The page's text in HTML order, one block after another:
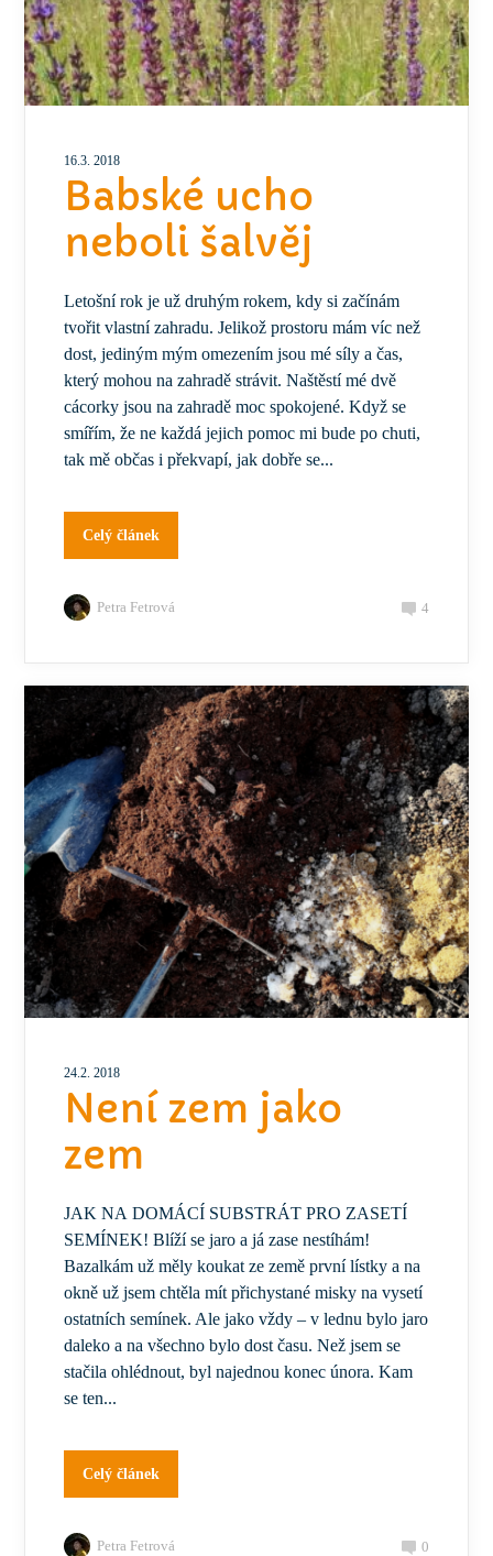
16.3. 2018
Babské ucho
neboli šalvěj
Letošní rok je už druhým rokem, kdy si začínám
tvořit vlastní zahradu. Jelikož prostoru mám víc než
dost, jediným mým omezením jsou mé síly a čas,
který mohou na zahradě strávit. Naštěstí mé dvě
cácorky jsou na zahradě moc spokojené. Když se
smířím, že ne každá jejich pomoc mi bude po chuti,
tak mě občas i překvapí, jak dobře se...
Celý článek
Petra Fetrová 4
24.2. 2018
Není zem jako
zem
JAK NA DOMÁCÍ SUBSTRÁT PRO ZASETÍ
SEMÍNEK! Blíží se jaro a já zase nestíhám!
Bazalkám už měly koukat ze země první lístky a na
okně už jsem chtěla mít přichystané misky na vysetí
ostatních semínek. Ale jako vždy – v lednu bylo jaro
daleko a na všechno bylo dost času. Než jsem se
stačila ohlédnout, byl najednou konec února. Kam
se ten...
Celý článek
Petra Fetrová 0